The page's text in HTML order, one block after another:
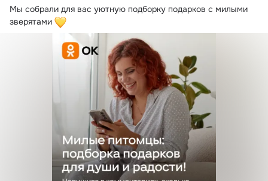
Мы собрали для вас уютную подборку подарков с милыми
зверятами